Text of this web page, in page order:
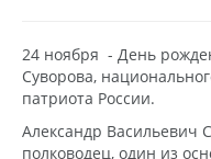
24 ноября - День
Суворова,
патриота России.
Александр Васильевич
полководец, один из